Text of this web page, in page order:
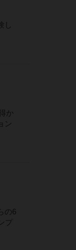
か
ン
の6
プ